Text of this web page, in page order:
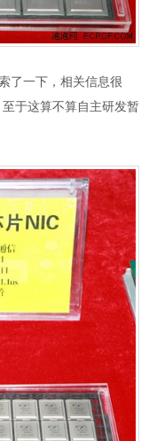
了一下，相关信息很
于这算不算自主研发暂